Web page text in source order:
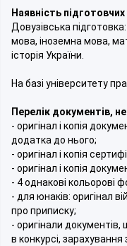
Наявність
Довузівська
мова, іноземна мова,
історія України.
На базі університету
Перелік документів,
- оригінал і копія
додатка до нього;
- оригінал і копія
- оригінал і копія
- 4 однакові кольорові
- для юнаків: оригінал
про приписку;
- оригінали
в конкурсі,